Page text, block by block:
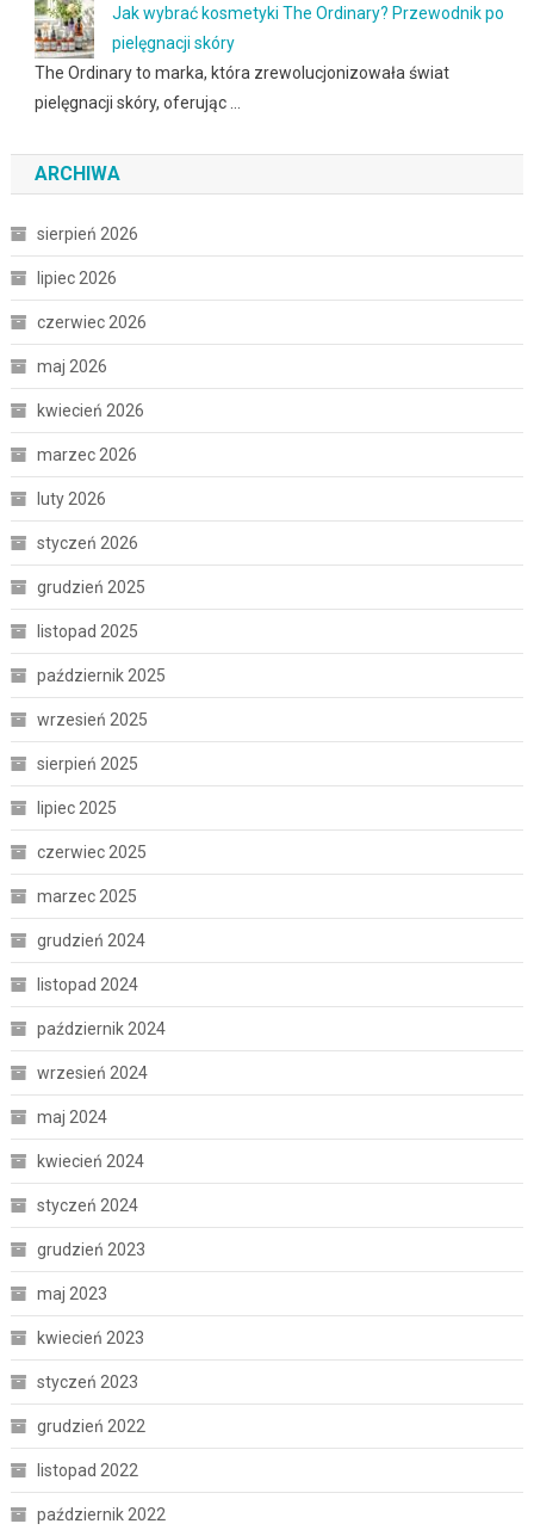
Jak wybrać kosmetyki The Ordinary? Przewodnik po
pielęgnacji skóry
The Ordinary to marka, która zrewolucjonizowała świat
pielęgnacji skóry, oferując …
ARCHIWA
sierpień 2026
lipiec 2026
czerwiec 2026
maj 2026
kwiecień 2026
marzec 2026
luty 2026
styczeń 2026
grudzień 2025
listopad 2025
październik 2025
wrzesień 2025
sierpień 2025
lipiec 2025
czerwiec 2025
marzec 2025
grudzień 2024
listopad 2024
październik 2024
wrzesień 2024
maj 2024
kwiecień 2024
styczeń 2024
grudzień 2023
maj 2023
kwiecień 2023
styczeń 2023
grudzień 2022
listopad 2022
październik 2022